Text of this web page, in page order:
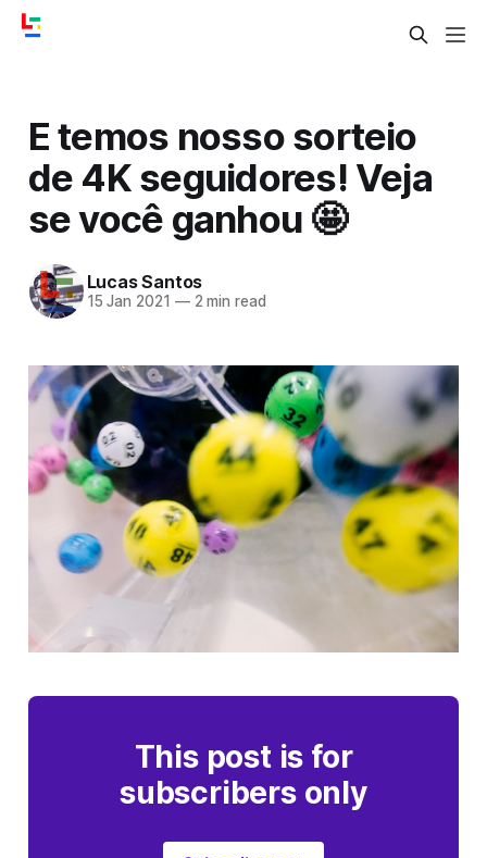
E temos nosso sorteio
de 4K seguidores! Veja
se você ganhou 🤩
Lucas Santos
15 Jan 2021 —2 min read
This post is for
subscribers only